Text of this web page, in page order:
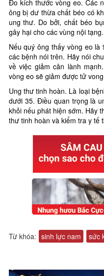
Đo kích thước vòng eo. Các
ông bị dư thừa chất béo có
ung thư. Do bởi, chất béo
gây hại cho các vùng nội tạng.
Nếu quý ông thấy vòng eo
các bệnh nói trên. Hãy nói
về việc giảm cân lành
vòng eo sẽ giảm được tử
Ung thư tinh hoàn. Là loại
dưới 35. Điều quan trọng là
khỏi nếu phát hiện sớm. Hãy
thư tinh hoàn và kiểm tra y tế
Từ khóa: sinh lực nam sức